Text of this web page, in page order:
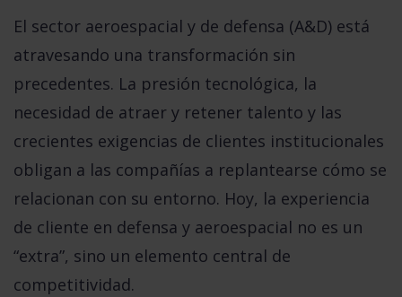
El sector aeroespacial y de defensa (A&D) está
atravesando una transformación sin
precedentes. La presión tecnológica, la
necesidad de atraer y retener talento y las
crecientes exigencias de clientes institucionales
obligan a las compañías a replantearse cómo se
relacionan con su entorno. Hoy, la experiencia
de cliente en defensa y aeroespacial no es un
“extra”, sino un elemento central de
competitividad.